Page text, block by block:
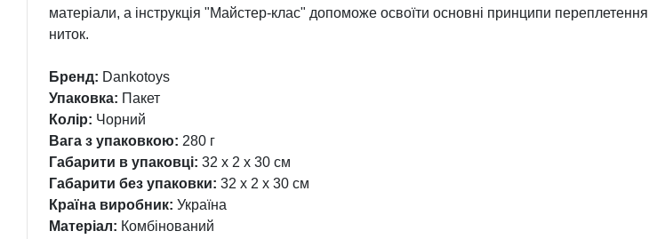
матеріали, а інструкція "Майстер-клас" допоможе освоїти основні принципи переплетення
ниток.
Бренд: Dankotoys
Упаковка: Пакет
Колір: Чорний
Вага з упаковкою: 280 г
Габарити в упаковці: 32 x 2 x 30 см
Габарити без упаковки: 32 x 2 x 30 см
Країна виробник: Україна
Матеріал: Комбінований